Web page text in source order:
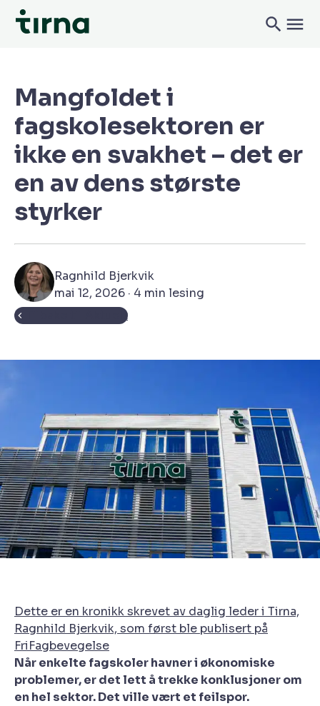
Mangfoldet i
fagskolesektoren er
ikke en svakhet – det er
en av dens største
styrker
Ragnhild Bjerkvik
mai 12, 2026 · 4 min lesing
Tilbake til Aktuelt
Dette er en kronikk skrevet av daglig leder i Tirna,
Ragnhild Bjerkvik, som først ble publisert på
FriFagbevegelse
Når enkelte fagskoler havner i økonomiske
problemer, er det lett å trekke konklusjoner om
en hel sektor. Det ville vært et feilspor.